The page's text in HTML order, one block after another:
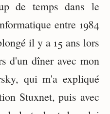
de temps dans le
entre 1984
il y a 15 ans lors
d'un dîner avec mon
qui m'a expliqué
Stuxnet, puis avec